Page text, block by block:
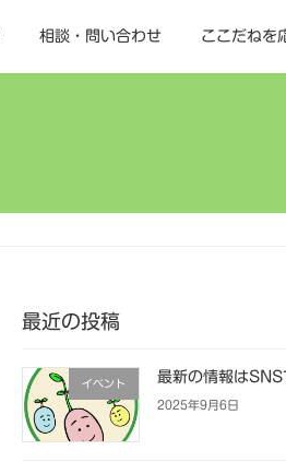
相談・問い合わせ ここだねを
最近の投稿
イベント 最新の情報はSNS
2025年9月6日